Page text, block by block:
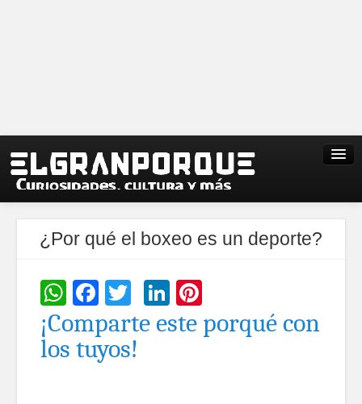
¿Por qué el boxeo es un deporte?
WhatsApp
Facebook
TwitterLinkedIn
¡Comparte este porqué con
los tuyos!